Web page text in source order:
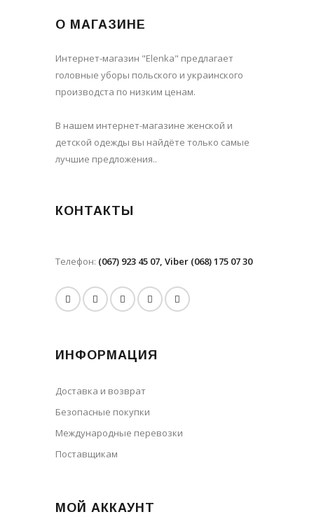
О МАГАЗИНЕ
Интернет-магазин "Elenka" предлагает
головные уборы польского и украинского
производста по низким ценам.
В нашем интернет-магазине женской и
детской одежды вы найдёте только самые
лучшие предложения..
КОНТАКТЫ
Телефон: (067) 923 45 07, Viber (068) 175 07 30
ИНФОРМАЦИЯ
Доставка и возврат
Безопасные покупки
Международные перевозки
Поставщикам
МОЙ АККАУНТ